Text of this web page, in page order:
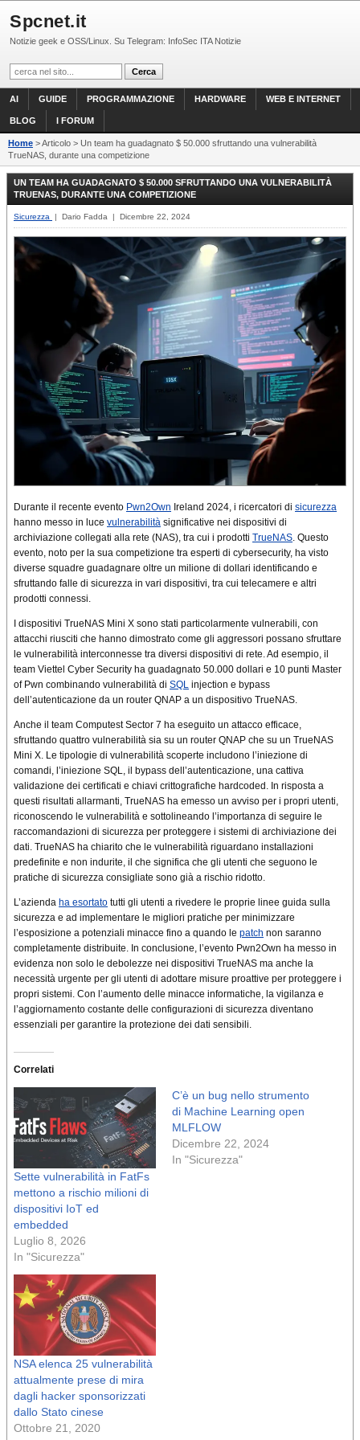
Spcnet.it
Notizie geek e OSS/Linux. Su Telegram: InfoSec ITA Notizie
AI GUIDE PROGRAMMAZIONE HARDWARE WEB E INTERNET
BLOG I FORUM
Home > Articolo > Un team ha guadagnato $ 50.000 sfruttando una vulnerabilità
TrueNAS, durante una competizione
UN TEAM HA GUADAGNATO $ 50.000 SFRUTTANDO UNA VULNERABILITÀ
TRUENAS, DURANTE UNA COMPETIZIONE
Sicurezza | Dario Fadda | Dicembre 22, 2024
Durante il recente evento Pwn2Own Ireland 2024, i ricercatori di sicurezza
hanno messo in luce vulnerabilità significative nei dispositivi di
archiviazione collegati alla rete (NAS), tra cui i prodotti TrueNAS. Questo
evento, noto per la sua competizione tra esperti di cybersecurity, ha visto
diverse squadre guadagnare oltre un milione di dollari identificando e
sfruttando falle di sicurezza in vari dispositivi, tra cui telecamere e altri
prodotti connessi.
I dispositivi TrueNAS Mini X sono stati particolarmente vulnerabili, con
attacchi riusciti che hanno dimostrato come gli aggressori possano sfruttare
le vulnerabilità interconnesse tra diversi dispositivi di rete. Ad esempio, il
team Viettel Cyber Security ha guadagnato 50.000 dollari e 10 punti Master
of Pwn combinando vulnerabilità di SQL injection e bypass
dell’autenticazione da un router QNAP a un dispositivo TrueNAS.
Anche il team Computest Sector 7 ha eseguito un attacco efficace,
sfruttando quattro vulnerabilità sia su un router QNAP che su un TrueNAS
Mini X. Le tipologie di vulnerabilità scoperte includono l’iniezione di
comandi, l’iniezione SQL, il bypass dell’autenticazione, una cattiva
validazione dei certificati e chiavi crittografiche hardcoded. In risposta a
questi risultati allarmanti, TrueNAS ha emesso un avviso per i propri utenti,
riconoscendo le vulnerabilità e sottolineando l’importanza di seguire le
raccomandazioni di sicurezza per proteggere i sistemi di archiviazione dei
dati. TrueNAS ha chiarito che le vulnerabilità riguardano installazioni
predefinite e non indurite, il che significa che gli utenti che seguono le
pratiche di sicurezza consigliate sono già a rischio ridotto.
L’azienda ha esortato tutti gli utenti a rivedere le proprie linee guida sulla
sicurezza e ad implementare le migliori pratiche per minimizzare
l’esposizione a potenziali minacce fino a quando le patch non saranno
completamente distribuite. In conclusione, l’evento Pwn2Own ha messo in
evidenza non solo le debolezze nei dispositivi TrueNAS ma anche la
necessità urgente per gli utenti di adottare misure proattive per proteggere i
propri sistemi. Con l’aumento delle minacce informatiche, la vigilanza e
l’aggiornamento costante delle configurazioni di sicurezza diventano
essenziali per garantire la protezione dei dati sensibili.
Correlati
Sette vulnerabilità in FatFs
mettono a rischio milioni di
dispositivi IoT ed
embedded
Luglio 8, 2026
In "Sicurezza"
C’è un bug nello strumento
di Machine Learning open
MLFLOW
Dicembre 22, 2024
In "Sicurezza"
NSA elenca 25 vulnerabilità
attualmente prese di mira
dagli hacker sponsorizzati
dallo Stato cinese
Ottobre 21, 2020